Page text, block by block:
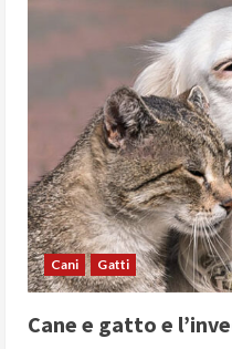
di
casa
Cani Gatti
Cane e gatto e